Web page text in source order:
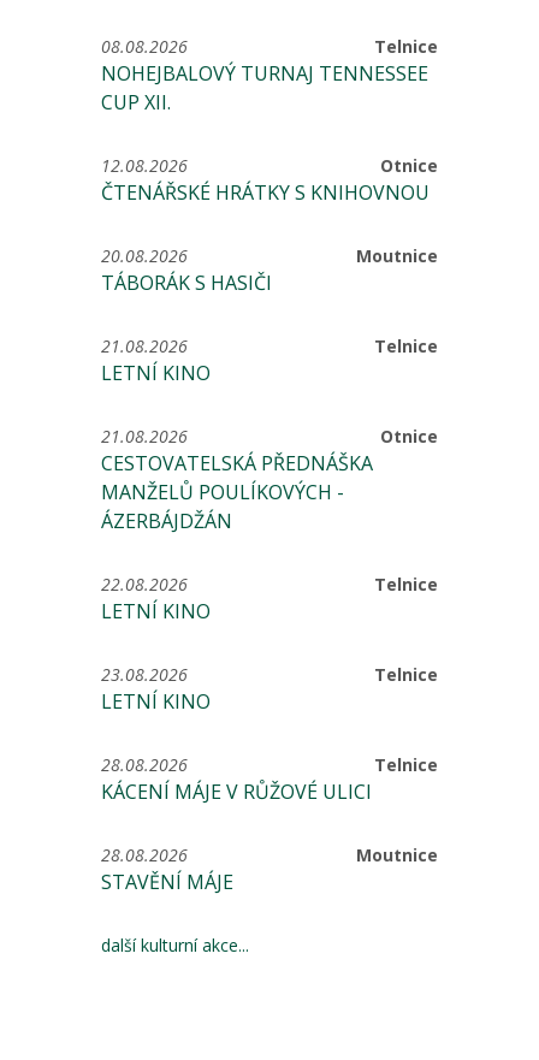
Telnice
08.08.2026
NOHEJBALOVÝ TURNAJ TENNESSEE
CUP XII.
Otnice
12.08.2026
ČTENÁŘSKÉ HRÁTKY S KNIHOVNOU
Moutnice
20.08.2026
TÁBORÁK S HASIČI
Telnice
21.08.2026
LETNÍ KINO
Otnice
21.08.2026
CESTOVATELSKÁ PŘEDNÁŠKA
MANŽELŮ POULÍKOVÝCH -
ÁZERBÁJDŽÁN
Telnice
22.08.2026
LETNÍ KINO
Telnice
23.08.2026
LETNÍ KINO
Telnice
28.08.2026
KÁCENÍ MÁJE V RŮŽOVÉ ULICI
Moutnice
28.08.2026
STAVĚNÍ MÁJE
další kulturní akce...